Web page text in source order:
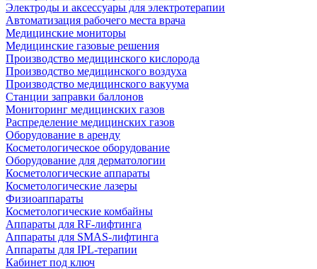
Электроды и аксессуары для электротерапии
Автоматизация рабочего места врача
Медицинские мониторы
Медицинские газовые решения
Производство медицинского кислорода
Производство медицинского воздуха
Производство медицинского вакуума
Станции заправки баллонов
Мониторинг медицинских газов
Распределение медицинских газов
Оборудование в аренду
Косметологическое оборудование
Оборудование для дерматологии
Косметологические аппараты
Косметологические лазеры
Физиоаппараты
Косметологические комбайны
Аппараты для RF-лифтинга
Аппараты для SMAS-лифтинга
Аппараты для IPL-терапии
Кабинет под ключ